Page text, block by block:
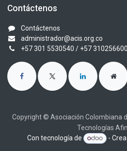
Contáctenos
Contáctenos
administrador@acis.org.co
+57 301 5530540 / +57
Copyright © Asociación Colombiana
Tecnologías
Con tecnología de
-